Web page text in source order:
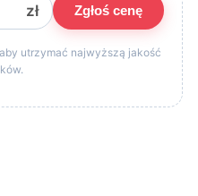
zł Zgłoś cenę
utrzymać najwyższą jakość